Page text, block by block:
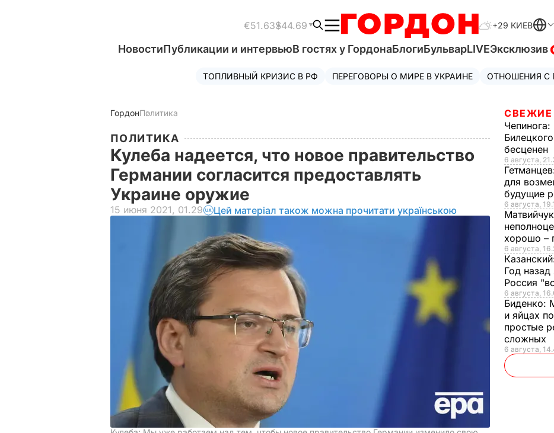
€51.63$44.69 +29 КИЕВ
НовостиПубликации и интервьюВ гостях у ГордонаБлогиБульварLIVEЭксклюзив
ТОПЛИВНЫЙ КРИЗИС В РФ ПЕРЕГОВОРЫ О МИРЕ В УКРАИНЕ ОТНОШЕНИЯ С
ГордонПолитика
ПОЛИТИКА
Кулеба надеется, что новое правительство
Германии согласится предоставлять
Украине оружие
15 июня 2021, 01.29 Цей матеріал також можна прочитати українською
СВЕЖИЕ
Чепинога:
бесценен
6 августа,
для
будущие
6 августа,
хорошо –
6 августа,
Год
Россия
6 августа,
Биденко:
и яйцах
простые
сложных
6 августа,